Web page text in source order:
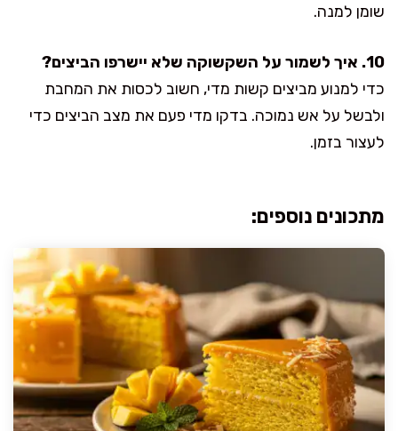
שומן למנה.
10. איך לשמור על השקשוקה שלא יישרפו הביצים?
כדי למנוע מביצים קשות מדי, חשוב לכסות את המחבת
ולבשל על אש נמוכה. בדקו מדי פעם את מצב הביצים כדי
לעצור בזמן.
מתכונים נוספים: